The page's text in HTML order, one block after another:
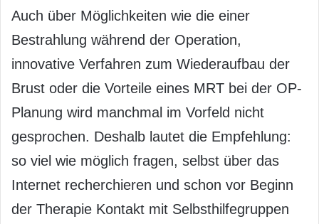
Auch über Möglichkeiten wie die einer
Bestrahlung während der Operation,
innovative Verfahren zum Wiederaufbau der
Brust oder die Vorteile eines MRT bei der OP-
Planung wird manchmal im Vorfeld nicht
gesprochen. Deshalb lautet die Empfehlung:
so viel wie möglich fragen, selbst über das
Internet recherchieren und schon vor Beginn
der Therapie Kontakt mit Selbsthilfegruppen